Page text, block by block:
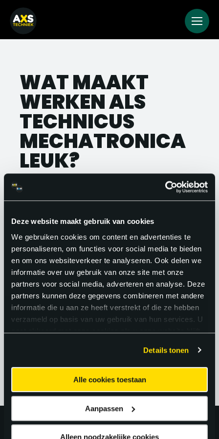
Deze website maakt gebruik van cookies
We gebruiken cookies om content en advertenties te
personaliseren, om functies voor social media te bieden
en om ons websiteverkeer te analyseren. Ook delen we
informatie over uw gebruik van onze site met onze
partners voor social media, adverteren en analyse. Deze
partners kunnen deze gegevens combineren met andere
informatie die u aan ze heeft verstrekt of die ze hebben
verzameld op basis van uw gebruik van hun services. U
gaat akkoord met onze cookies als u onze website blijft
Details tonen
Alle cookies toestaan
Aanpassen
Alleen noodzakelijke cookies
WAT MAAKT
WERKEN ALS
TECHNICUS
MECHATRONICA
LEUK?
Geen storing is hetzelfde. Elke dag breng
je nieuwe technische puzzels met je mee.
Het oplossen van een complexe storing
en het weer in bedrijf stellen van een
machine geeft een gevoel van
voldoening dat moeilijk te beschrijven is.
Bovendien werk je aan de grens van
mechanica, elektronica en software. Dat
maakt het vak dynamisch,
toekomstgericht en inhoudelijk
Uitstekend!